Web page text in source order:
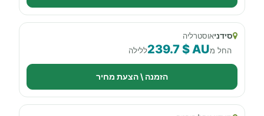
סידניאוסטרליה
החל מ239.7 $ AUללילה
הזמנה \ הצעת מחיר